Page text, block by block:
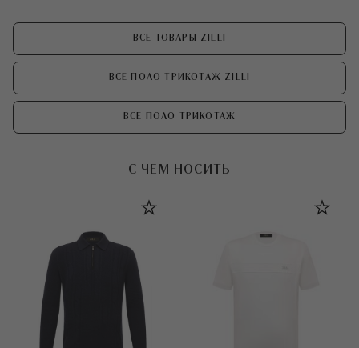
ВСЕ ТОВАРЫ ZILLI
ВСЕ ПОЛО ТРИКОТАЖ ZILLI
ВСЕ ПОЛО ТРИКОТАЖ
С ЧЕМ НОСИТЬ